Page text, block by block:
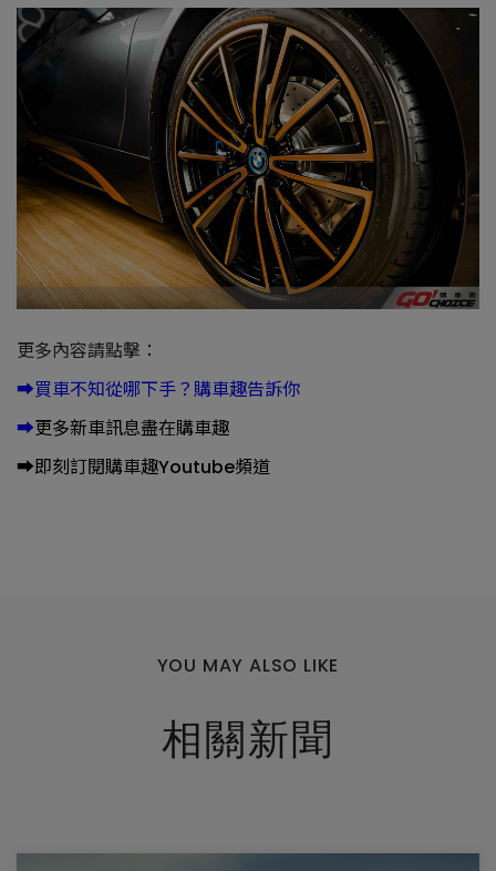
更多內容請點擊：
➡️買車不知從哪下手？購車趣告訴你
➡️更多新車訊息盡在購車趣
➡️即刻訂閱購車趣Youtube頻道
YOU MAY ALSO LIKE
相關新聞